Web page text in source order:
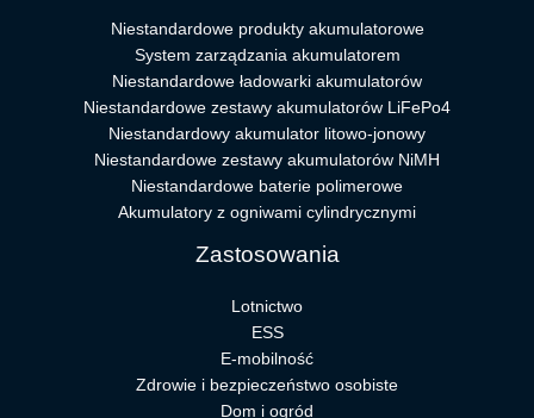
Niestandardowe produkty akumulatorowe
System zarządzania akumulatorem
Niestandardowe ładowarki akumulatorów
Niestandardowe zestawy akumulatorów LiFePo4
Niestandardowy akumulator litowo-jonowy
Niestandardowe zestawy akumulatorów NiMH
Niestandardowe baterie polimerowe
Akumulatory z ogniwami cylindrycznymi
Zastosowania
Lotnictwo
ESS
E-mobilność
Zdrowie i bezpieczeństwo osobiste
Dom i ogród